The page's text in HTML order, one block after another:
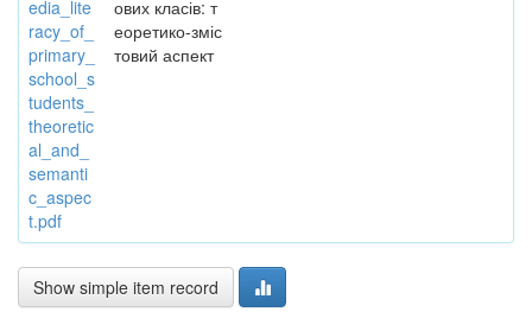
edia_lite
racy_of_
primary_
school_s
tudents_
theoretic
al_and_
semanti
c_aspec
t.pdf
ових класів: т
еоретико-зміс
товий аспект
Show simple item record